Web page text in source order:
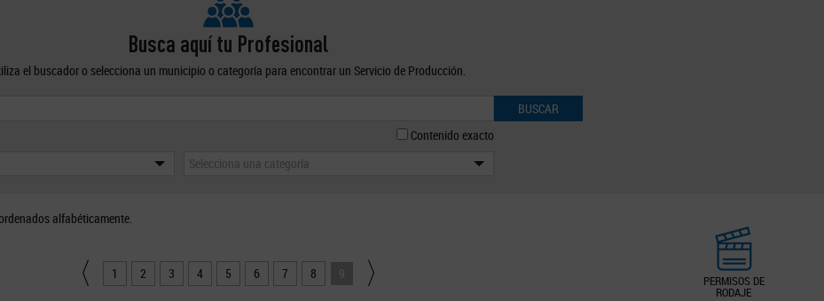
Busca aquí tu Profesional
el buscador o selecciona un municipio o categoría para encontrar un Servicio de Producción.
BUSCAR
Contenido exacto
Selecciona una categoría
PERMISOS DE
RODAJE
alfabéticamente.
1 2 3 4 5 6 7 8 9